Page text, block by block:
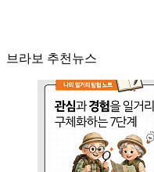
브라보 추천뉴스